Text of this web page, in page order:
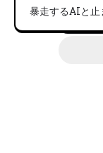
暴走するAIと止